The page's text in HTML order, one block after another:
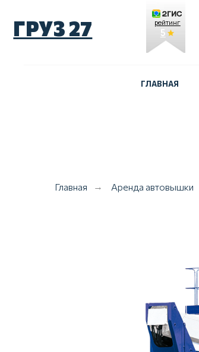
ГРУЗ 27 рейтинг
ГЛАВНАЯ
Главная → Аренда автовышки